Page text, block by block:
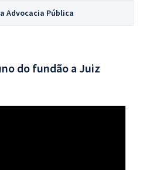
Advocacia Pública
do fundão a Juiz